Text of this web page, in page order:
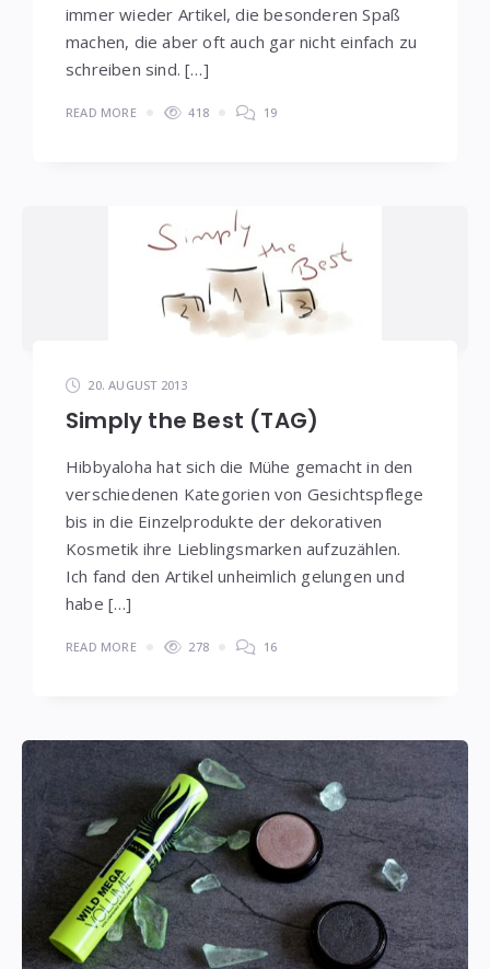
immer wieder Artikel, die besonderen Spaß
machen, die aber oft auch gar nicht einfach zu
schreiben sind. […]
READ MORE 418 19
20. AUGUST 2013
Simply the Best (TAG)
Hibbyaloha hat sich die Mühe gemacht in den
verschiedenen Kategorien von Gesichtspflege
bis in die Einzelprodukte der dekorativen
Kosmetik ihre Lieblingsmarken aufzuzählen.
Ich fand den Artikel unheimlich gelungen und
habe […]
READ MORE 278 16